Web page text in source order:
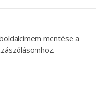
mentése a